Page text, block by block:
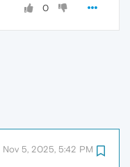
0
Nov 5, 2025, 5:42 PM